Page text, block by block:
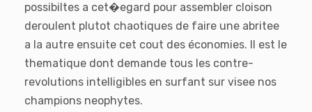
possibiltes a cet�egard pour assembler cloison
deroulent plutot chaotiques de faire une abritee
a la autre ensuite cet cout des économies. Il est le
thematique dont demande tous les contre-
revolutions intelligibles en surfant sur visee nos
champions neophytes.